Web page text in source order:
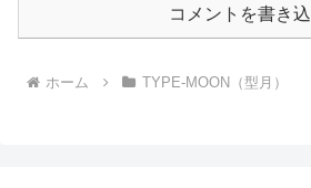
コメントを書き
ホーム TYPE-MOON（型月）